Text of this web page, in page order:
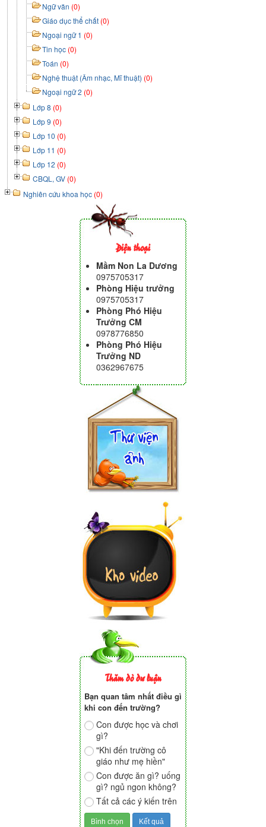
Ngữ văn (0)
Giáo dục thể chất (0)
Ngoại ngữ 1 (0)
Tin học (0)
Toán (0)
Nghệ thuật (Âm nhạc, Mĩ thuật) (0)
Ngoại ngữ 2 (0)
Lớp 8 (0)
Lớp 9 (0)
Lớp 10 (0)
Lớp 11 (0)
Lớp 12 (0)
CBQL, GV (0)
Nghiên cứu khoa học (0)
Điện thoại
Mầm Non La Dương
0975705317
Phòng Hiệu trưởng
0975705317
Phòng Phó Hiệu
Trưởng CM
0978776850
Phòng Phó Hiệu
Trưởng ND
0362967675
Thăm dò dư luận
Bạn quan tâm nhất điều gì
khi con đến trường?
Con được học và chơi
gì?
"Khi đến trường cô
giáo như mẹ hiền"
Con được ăn gì? uống
gì? ngủ ngon không?
Tất cả các ý kiến trên